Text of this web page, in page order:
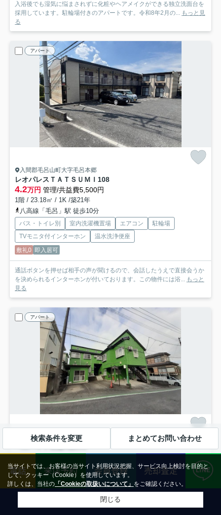
入浴後でも湿気に悩まされずに化粧やヘアメイクができる独立洗面台を
採用しています。駐輪場付きのアパートです。令和8年2月の... もっと見
る
アパート
入間郡毛呂山町大字毛呂本郷
レオパレスＴＡＴＳＵＭＩ 108
4.2万円 管理/共益費5,500円
1階 / 23.18㎡ / 1K /築21年
八高線「毛呂」駅 徒歩10分
バス・トイレ別 室内洗濯機置場 エアコン
駐輪場
TVモニタ付インターホン
温水洗浄便座
敷礼0 即入居可
通話ボタンを押せば相手の声が聞けるので、会話したうえで直接会うか
を決められるインターホンが付いております。この物件には浴... もっと
見る
アパート
入間郡毛呂山町大字前久保
1.9万円管理/共益費4,000円
2階 / 14.58㎡ / 1R /築38年
東武越生線「武州長瀬」駅 徒歩9分
東武越生線「東毛呂」駅 徒歩13分
エアコン
検索条件を変更 まとめてお問い合わせ
電話 来店予約 会員登録 売却査定
当サイトでは、お客様の当サイト利用状況把握、サービス向上検討を目的と
して、クッキー（Cookie）を使用しています。
詳しくは、当社の 「Cookieの取扱いについて」 をご確認ください。
閉じる